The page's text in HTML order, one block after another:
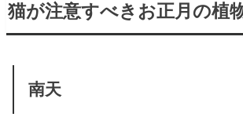
猫が注意すべきお正月の植
南天